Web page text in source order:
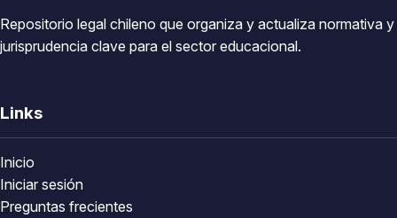
Repositorio legal chileno que organiza y actualiza normativa y
jurisprudencia clave para el sector educacional.
Links
Inicio
Iniciar sesión
Preguntas frecientes